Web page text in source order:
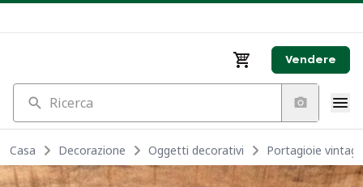
Vendere
Ricerca
Casa Decorazione Oggetti decorativi Portagioie